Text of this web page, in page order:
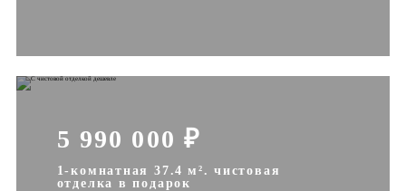
5 990 000 ₽
1-комнатная 37.4 м². чистовая
отделка в подарок